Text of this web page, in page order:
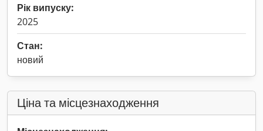
Рік випуску:
2025
Стан:
новий
Ціна та місцезнаходження